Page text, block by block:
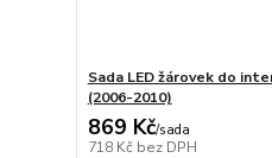
Sada LED žárovek do
(2006-2010)
869 Kč/sada
718 Kč bez DPH